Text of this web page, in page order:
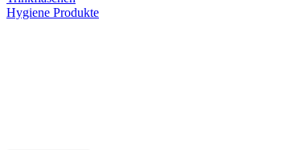
Hygiene Produkte